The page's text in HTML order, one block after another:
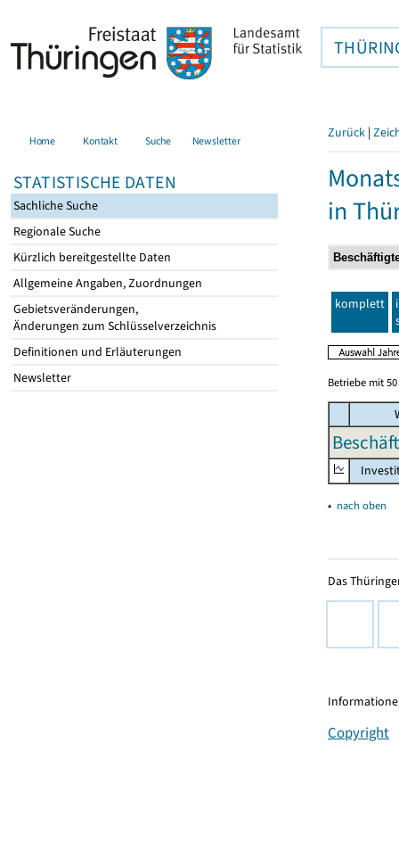
Home Kontakt Suche Newsletter
STATISTISCHE DATEN
Sachliche Suche
Regionale Suche
Kürzlich bereitgestellte Daten
Allgemeine Angaben, Zuordnungen
Gebietsveränderungen,
Änderungen zum Schlüsselverzeichnis
Definitionen und Erläuterungen
Newsletter
Zurück |
in
komplett
Betriebe mit
▴ nach oben
Das
Copyright